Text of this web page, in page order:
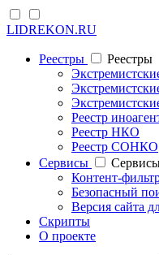
LIDREKON.RU
Реестры
Реестры
Реестр
Реестр НКО
Реестр СОНКО
Cервисы
Контент-
Безопасный
Версия сайта
Скрипты
О проекте